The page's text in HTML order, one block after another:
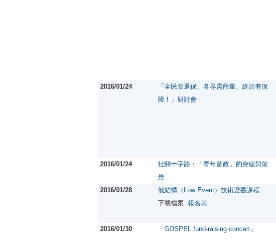
2016/01/24
「全民要退保、各界需商量、終於有保
障！」研討會
2016/01/24
社關十字路：「青年參政」的突破與前
景
2016/01/28
低結構（Low Event）技術證書課程
下載檔案: 報名表
2016/01/30 「GOSPEL fund-raising concert」